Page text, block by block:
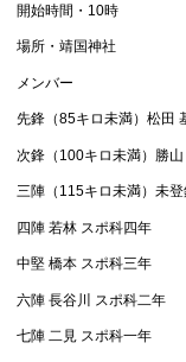
開始時間・ 10時
場所・靖国神社
メンバー
先鋒（85キロ未満）松田
次鋒（ 100キロ未満）勝
三陣（ 115キロ未満）未
四陣 若林 スポ科四年
中堅 橋本 スポ科三年
六陣 長谷川 スポ科二年
七陣 二見 スポ科一年